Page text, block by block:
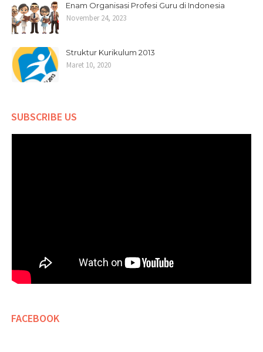
Enam Organisasi Profesi Guru di Indonesia
November 24, 2023
Struktur Kurikulum 2013
Maret 10, 2020
SUBSCRIBE US
FACEBOOK